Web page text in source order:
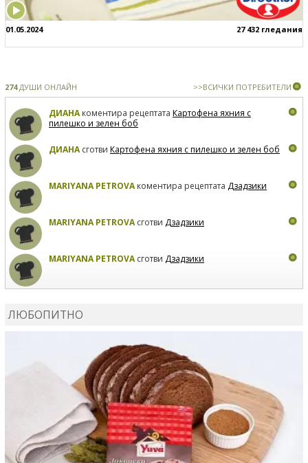
01.05.2024 27 432 гледания
274ДУШИ ОНЛАЙН >>ВСИЧКИ ПОТРЕБИТЕЛИ
ДИАНАкоментира рецептата Картофена яхния с
пилешко и зелен боб
ДИАНАсготви Картофена яхния с пилешко и зелен боб
MARIYANA PETROVAкоментира рецептата Дзадзики
MARIYANA PETROVAсготви Дзадзики
MARIYANA PETROVAсготви Дзадзики
ЛЮБОПИТНО